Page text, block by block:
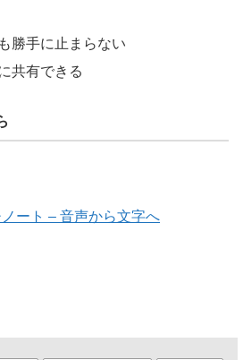
勝手に止まらない
共有できる
ート – 音声から文字へ